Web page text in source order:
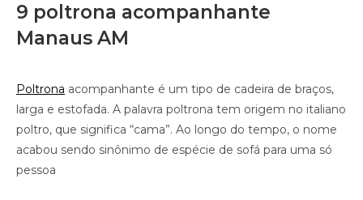
9 poltrona acompanhante
Manaus AM
Poltrona acompanhante é um tipo de cadeira de braços,
larga e estofada. A palavra poltrona tem origem no italiano
poltro, que significa “cama”. Ao longo do tempo, o nome
acabou sendo sinônimo de espécie de sofá para uma só
pessoa